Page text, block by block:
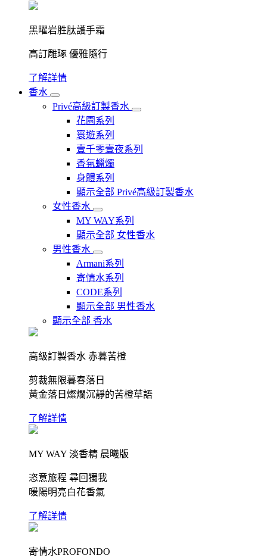
黑曜岩胜肽護手霜
高訂雕琢 優雅隨行
了解詳情
香水
Privé高級訂製香水
花園系列
寰遊系列
壹千零壹夜系列
香氛蠟燭
身體系列
顯示全部 Privé高級訂製香水
女性香水
MY WAY系列
顯示全部 女性香水
男性香水
Armani系列
寄情水系列
CODE系列
顯示全部 男性香水
顯示全部 香水
高級訂製香水 赤暮苦橙
剪裁無限暮春落日
黃金落日燦爛沉靜的苦橙草語
了解詳情
MY WAY 淡香精 晨曦版
恣意旅程 尋回獨我
暖陽明亮白花香氣
了解詳情
寄情水PROFONDO